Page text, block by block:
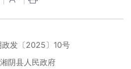
发〔2025〕10号
县人民政府